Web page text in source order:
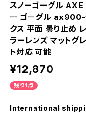
スノーゴーグル
ー ゴーグル ax900-
クス 平面 曇り止め
ラーレンズ マットグ
ト対応 可能
¥12,870
残り1点
International